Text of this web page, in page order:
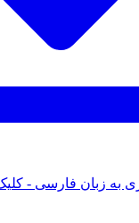
فارسی - کلیک کنید